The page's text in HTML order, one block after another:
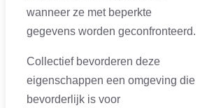
wanneer ze met beperkte
gegevens worden geconfronteerd.
Collectief bevorderen deze
eigenschappen een omgeving die
bevorderlijk is voor